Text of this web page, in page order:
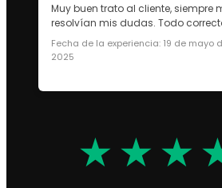
Muy buen trato al cliente, siempre
resolvían mis dudas. Todo
Fecha de la experiencia: 19 de mayo
2025